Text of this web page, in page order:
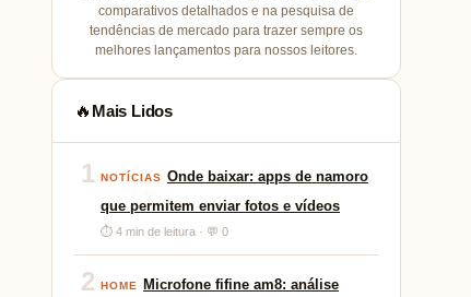
comparativos detalhados e na pesquisa de
tendências de mercado para trazer sempre os
melhores lançamentos para nossos leitores.
🔥 Mais Lidos
1 NOTÍCIAS Onde baixar: apps de namoro
que permitem enviar fotos e vídeos
⏱ 4 min de leitura · 💬 0
2 HOME
Microfone fifine am8: análise